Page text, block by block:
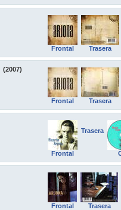
Frontal Trasera
(2007)
Frontal Trasera
Frontal
Trasera
Frontal Trasera